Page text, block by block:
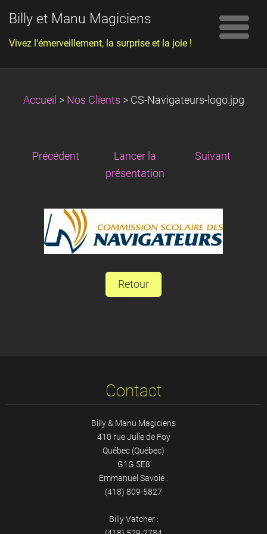
Billy et Manu Magiciens
Vivez l'émerveillement, la surprise et la joie !
Accueil > Nos Clients > CS-Navigateurs-logo.jpg
Précédent
Lancer la
présentation
Suivant
Retour
Contact
Billy & Manu Magiciens
410 rue Julie de Foy
Québec (Québec)
G1G 5E8
Emmanuel Savoie :
(418) 809-5827
Billy Vatcher :